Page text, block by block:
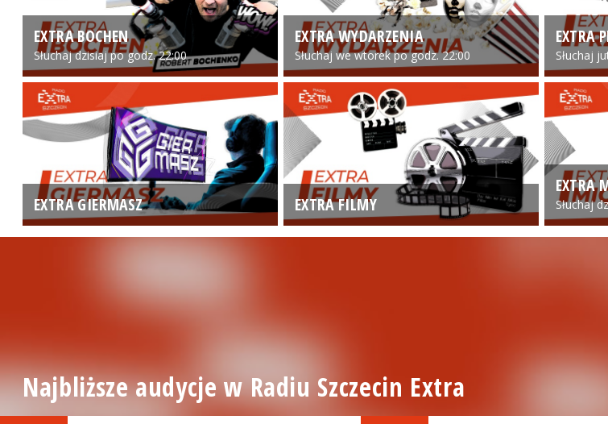
EXTRA BOCHEN
Słuchaj dzisiaj po godz. 22:00
EXTRA WYDARZENIA
Słuchaj we wtorek po godz. 22:00
EXTRA
Słuchaj
EXTRA GIERMASZ EXTRA FILMY
EXTRA
Słuchaj
Najbliższe audycje w Radiu Szczecin Extra